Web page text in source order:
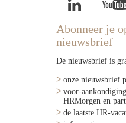
Abonneer je
nieuwsbrief
De nieuwsbrief is
onze nieuwsbrief
voor-
HRMorgen en
de laatste HR-